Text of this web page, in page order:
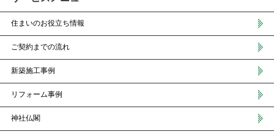
住まいのお役立ち情報
ご契約までの流れ
新築施工事例
リフォーム事例
神社仏閣